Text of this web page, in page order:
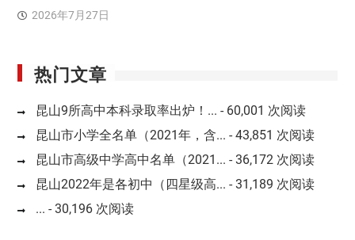
2026年7月27日
热门文章
昆山9所高中本科录取率出炉！... - 60,001 次阅读
昆山市小学全名单（2021年，含... - 43,851 次阅读
昆山市高级中学高中名单（2021... - 36,172 次阅读
昆山2022年是各初中（四星级高... - 31,189 次阅读
... - 30,196 次阅读